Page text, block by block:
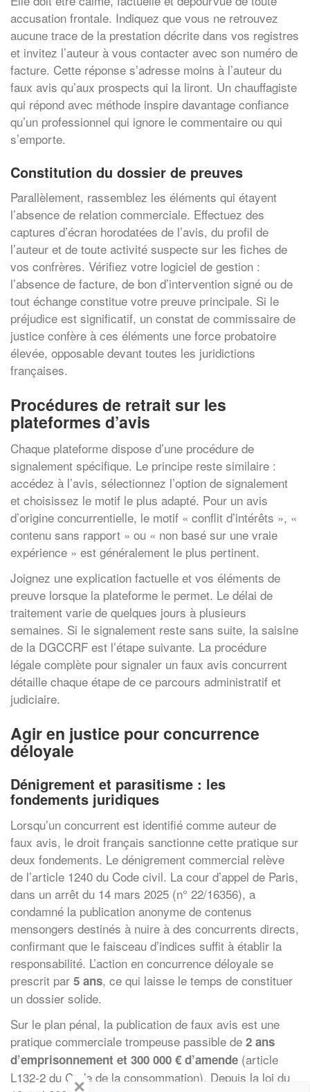
accusation frontale. Indiquez que vous ne retrouvez
aucune trace de la prestation décrite dans vos registres
et invitez l’auteur à vous contacter avec son numéro de
facture. Cette réponse s’adresse moins à l’auteur du
faux avis qu’aux prospects qui la liront. Un chauffagiste
qui répond avec méthode inspire davantage confiance
qu’un professionnel qui ignore le commentaire ou qui
s’emporte.
Constitution du dossier de preuves
Parallèlement, rassemblez les éléments qui étayent
l’absence de relation commerciale. Effectuez des
captures d’écran horodatées de l’avis, du profil de
l’auteur et de toute activité suspecte sur les fiches de
vos confrères. Vérifiez votre logiciel de gestion :
l’absence de facture, de bon d’intervention signé ou de
tout échange constitue votre preuve principale. Si le
préjudice est significatif, un constat de commissaire de
justice confère à ces éléments une force probatoire
élevée, opposable devant toutes les juridictions
françaises.
Procédures de retrait sur les
plateformes d’avis
Chaque plateforme dispose d’une procédure de
signalement spécifique. Le principe reste similaire :
accédez à l’avis, sélectionnez l’option de signalement
et choisissez le motif le plus adapté. Pour un avis
d’origine concurrentielle, le motif « conflit d’intérêts », «
contenu sans rapport » ou « non basé sur une vraie
expérience » est généralement le plus pertinent.
Joignez une explication factuelle et vos éléments de
preuve lorsque la plateforme le permet. Le délai de
traitement varie de quelques jours à plusieurs
semaines. Si le signalement reste sans suite, la saisine
de la DGCCRF est l’étape suivante. La procédure
légale complète pour signaler un faux avis concurrent
détaille chaque étape de ce parcours administratif et
judiciaire.
Agir en justice pour concurrence
déloyale
Dénigrement et parasitisme : les
fondements juridiques
Lorsqu’un concurrent est identifié comme auteur de
faux avis, le droit français sanctionne cette pratique sur
deux fondements. Le dénigrement commercial relève
de l’article 1240 du Code civil. La cour d’appel de Paris,
dans un arrêt du 14 mars 2025 (n° 22/16356), a
condamné la publication anonyme de contenus
mensongers destinés à nuire à des concurrents directs,
confirmant que le faisceau d’indices suffit à établir la
responsabilité. L’action en concurrence déloyale se
prescrit par 5 ans, ce qui laisse le temps de constituer
un dossier solide.
Sur le plan pénal, la publication de faux avis est une
pratique commerciale trompeuse passible de 2 ans
d’emprisonnement et 300 000 € d’amende (article
L132-2 du Code de la consommation). Depuis la loi du
✕